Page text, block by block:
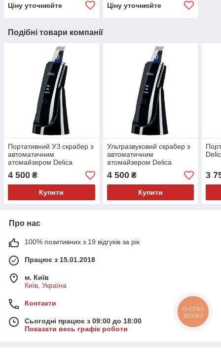
Ціну уточнюйте
Ціну уточнюйте
Подібні товари компанії
Портативний УЗ скрабер з
автоматичним
атомайзером Delica
4 500 ₴
Купити
Ультразвуковий скрабер з
автоматичним
атомайзером Delica
4 500₴
Купити
3
Про нас
100% позитивних з 19 відгуків за рік
Працює з 15.01.2018
м. Київ
Київ, Україна
Контакти
Сьогодні працює з 09:00 до 18:00
Показати весь графік роботи
КНОПКА
ЗВ'ЯЗКУ